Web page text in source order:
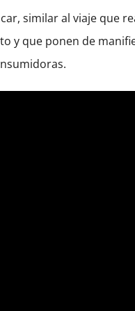
similar al viaje que
y que ponen de